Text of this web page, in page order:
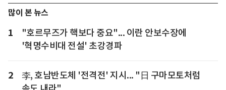
많이 본 뉴스
1
"호르무즈가 핵보다 중요"... 이란 안보수장에
'혁명수비대 전설' 초강경파
2
李, 호남반도체 '전격전' 지시... "日 구마모토처럼